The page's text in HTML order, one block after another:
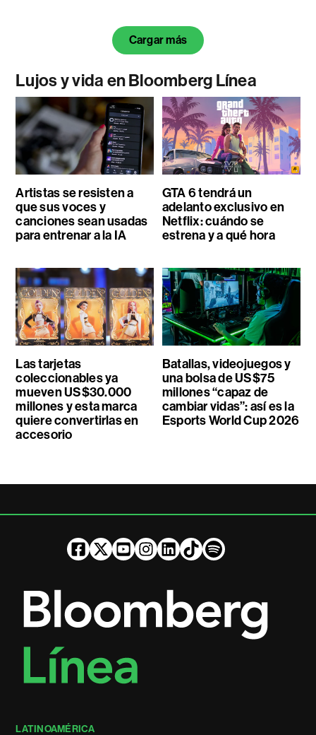
Cargar más
Lujos y vida en Bloomberg Línea
Artistas se resisten a
que sus voces y
canciones sean usadas
para entrenar a la IA
GTA 6 tendrá un
adelanto exclusivo en
Netflix: cuándo se
estrena y a qué hora
Las tarjetas
coleccionables ya
mueven US$30.000
millones y esta marca
quiere convertirlas en
accesorio
Batallas, videojuegos y
una bolsa de US$75
millones “capaz de
cambiar vidas”: así es la
Esports World Cup 2026
LATINOAMÉRICA